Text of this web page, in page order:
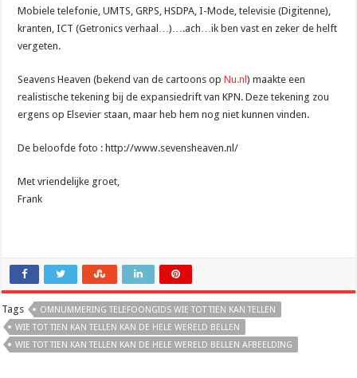
Mobiele telefonie, UMTS, GRPS, HSDPA, I-Mode, televisie (Digitenne),
kranten, ICT (Getronics verhaal…)….ach…ik ben vast en zeker de helft
vergeten.
Seavens Heaven (bekend van de cartoons opNu.nl) maakte een
realistische tekening bij de expansiedrift van KPN. Deze tekening zou
ergens op Elsevier staan, maar heb hem nog niet kunnen vinden.
De beloofde foto : http://www.sevensheaven.nl/
Met vriendelijke groet,
Frank
Tags
OMNUMMERING TELEFOONGIDS WIE TOT TIEN KAN TELLEN
WIE TOT TIEN KAN TELLEN KAN DE HELE WERELD BELLEN
WIE TOT TIEN KAN TELLEN KAN DE HELE WERELD BELLEN AFBEELDING